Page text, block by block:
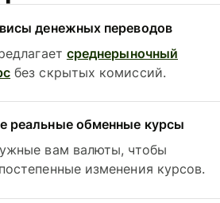
денежных переводов
среднерыночный
без скрытых комиссий.
реальные обменные курсы
вам валюты, чтобы
изменения курсов.